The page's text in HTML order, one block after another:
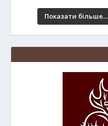
Показати більше...